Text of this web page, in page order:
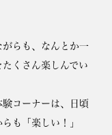
らも、なんとか一
くさん楽しんでい
コーナーは、日頃
も「楽しい！」